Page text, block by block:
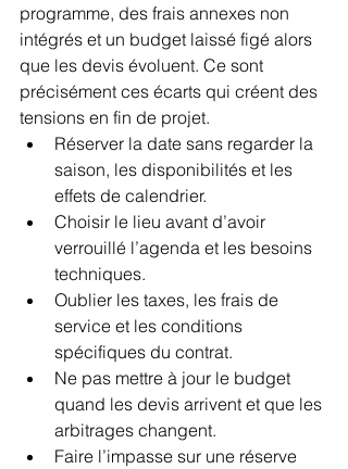
programme, des frais annexes non
intégrés et un budget laissé figé alors
que les devis évoluent. Ce sont
précisément ces écarts qui créent des
tensions en fin de projet.
Réserver la date sans regarder la
saison, les disponibilités et les
effets de calendrier.
Choisir le lieu avant d’avoir
verrouillé l’agenda et les besoins
techniques.
Oublier les taxes, les frais de
service et les conditions
spécifiques du contrat.
Ne pas mettre à jour le budget
quand les devis arrivent et que les
arbitrages changent.
Faire l’impasse sur une réserve